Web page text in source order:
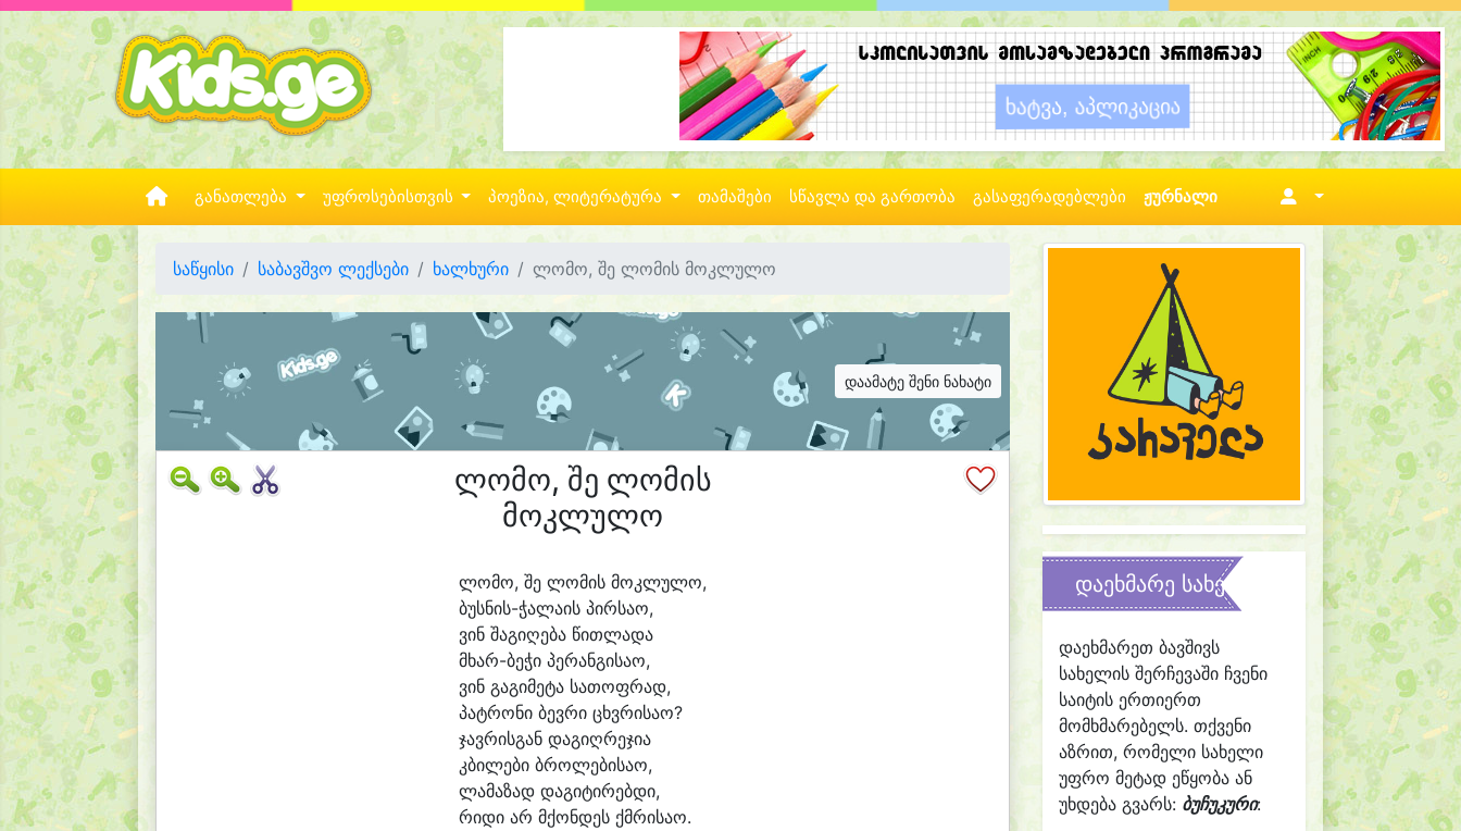
განათლება უფროსებისთვის პოეზია, ლიტერატურა თამაშები სწავლა და გართობა გასაფერადებლები ჟურნალი
საწყისი საბავშვო ლექსები ხალხური ლომო, შე ლომის მოკლულო
დაამატე შენი ნახატი
ლომო, შე ლომის
მოკლულო
ლომო, შე ლომის მოკლულო,
ბუსნის-ჭალაის პირსაო,
ვინ შაგიღება წითლადა
მხარ-ბეჭი პერანგისაო,
ვინ გაგიმეტა სათოფრად,
პატრონი ბევრი ცხვრისაო?
ჯავრისგან დაგიღრეჯია
კბილები ბროლებისაო,
ლამაზად დაგიტირებდი,
რიდი არ მქონდეს ქმრისაო.
დაეხმარე სახელის შერჩევაში
დაეხმარეთ ბავშივს
სახელის შერჩევაში ჩვენი
საიტის ერთიერთ
მომხმარებელს. თქვენი
აზრით, რომელი სახელი
უფრო მეტად ეწყობა ან
უხდება გვარს: ბუჩუკური: